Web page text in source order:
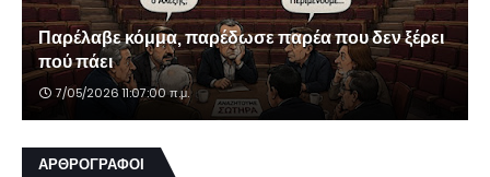
Παρέλαβε κόμμα, παρέδωσε παρέα που δεν ξέρει
πού πάει
7/05/2026 11:07:00 π.μ.
ΑΡΘΡΟΓΡΑΦΟΙ